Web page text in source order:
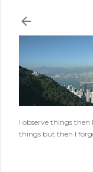
I observe things
things but then I